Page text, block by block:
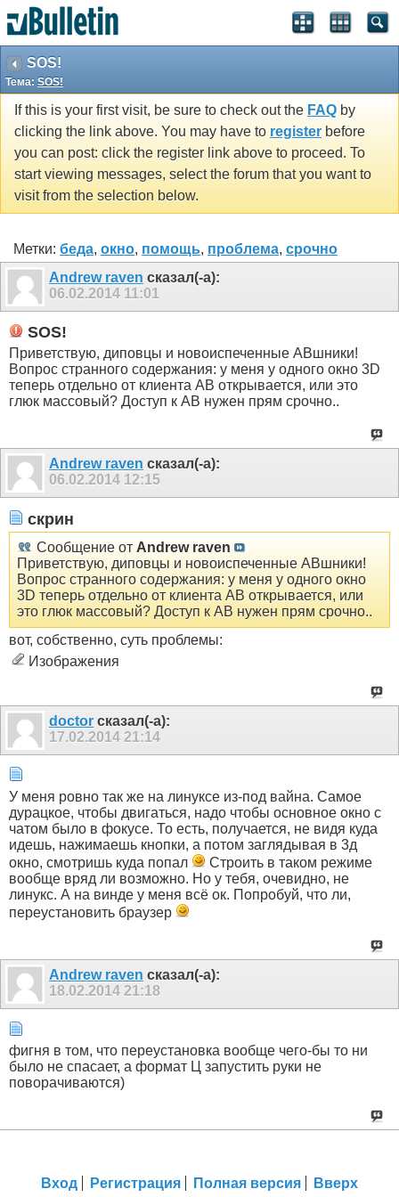
SOS!
Тема: SOS!
If this is your first visit, be sure to check out the FAQ by
clicking the link above. You may have to register before
you can post: click the register link above to proceed. To
start viewing messages, select the forum that you want to
visit from the selection below.
Метки: беда, окно, помощь, проблема, срочно
Andrew raven сказал(-а):
06.02.2014 11:01
SOS!
Приветствую, диповцы и новоиспеченные АВшники!
Вопрос странного содержания: у меня у одного окно 3D
теперь отдельно от клиента АВ открывается, или это
глюк массовый? Доступ к АВ нужен прям срочно..
Andrew raven сказал(-а):
06.02.2014 12:15
скрин
Сообщение от Andrew raven
Приветствую, диповцы и новоиспеченные АВшники!
Вопрос странного содержания: у меня у одного окно
3D теперь отдельно от клиента АВ открывается, или
это глюк массовый? Доступ к АВ нужен прям срочно..
вот, собственно, суть проблемы:
Изображения
doctor сказал(-а):
17.02.2014 21:14
У меня ровно так же на линуксе из-под вайна. Самое
дурацкое, чтобы двигаться, надо чтобы основное окно с
чатом было в фокусе. То есть, получается, не видя куда
идешь, нажимаешь кнопки, а потом заглядывая в 3д
окно, смотришь куда попал
Строить в таком режиме
вообще вряд ли возможно. Но у тебя, очевидно, не
линукс. А на винде у меня всё ок. Попробуй, что ли,
переустановить браузер
Andrew raven сказал(-а):
18.02.2014 21:18
фигня в том, что переустановка вообще чего-бы то ни
было не спасает, а формат Ц запустить руки не
поворачиваются)
Вход Регистрация Полная версия Вверх